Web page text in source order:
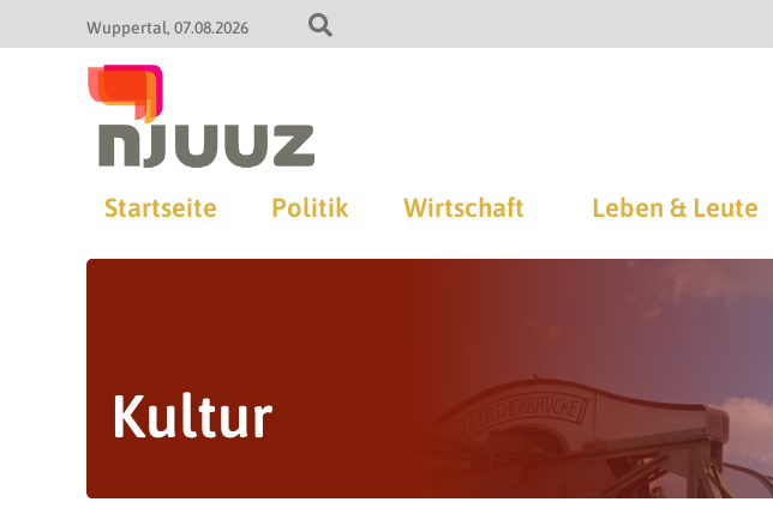
Wuppertal 07.08.2026
Startseite Politik Wirtschaft Leben & Leute
Kultur